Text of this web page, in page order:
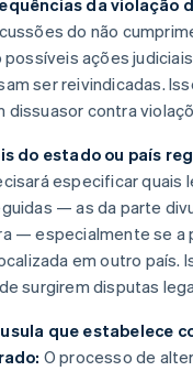
da violação
do não
possíveis ações
ser reivindicadas.
dissuasor contra
do estado ou país
especificar quais
— as da parte
— especialmente se a
em outro país.
surgirem disputas
que estabelece
O processo de